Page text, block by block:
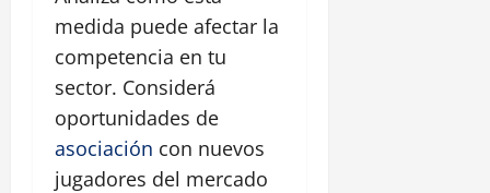
medida puede afectar la
competencia en tu
sector. Considerá
oportunidades de
asociación con nuevos
jugadores del mercado